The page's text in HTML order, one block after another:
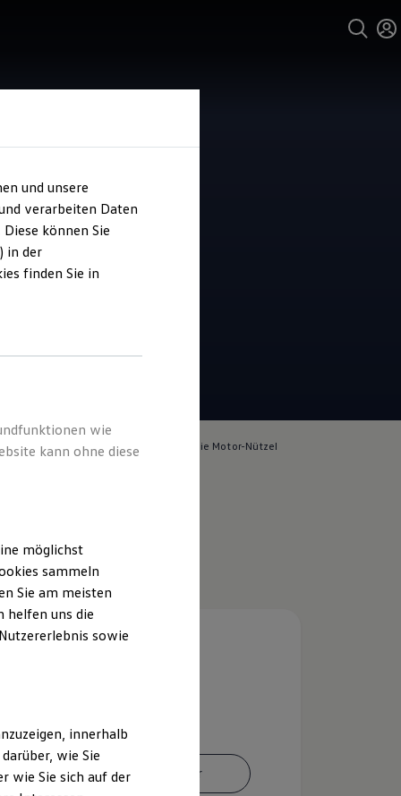
Nützel
4.8| 10 Bewertungen
für die Inhalte auf dieser Seite ist die Motor-Nützel
Ansprechpartner
und unsere
verarbeiten Daten
können Sie
in der
finden Sie in
wie
kann ohne diese
möglichst
sammeln
Sie am meisten
helfen uns die
sowie
innerhalb
wie Sie
wie Sie sich auf der